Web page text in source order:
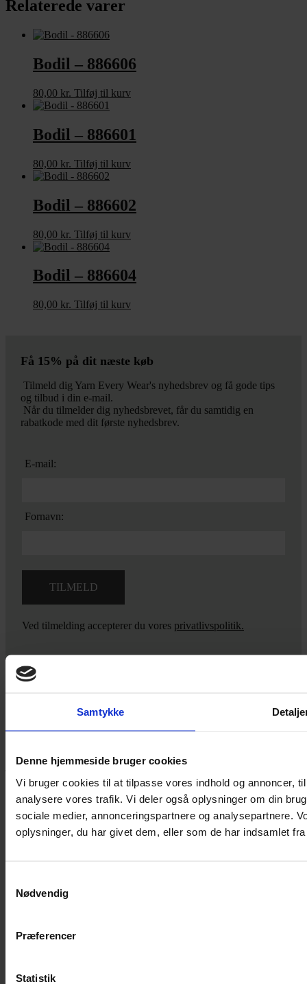
Samtykke
Denne hjemmeside bruger cookies
Vi bruger cookies til at tilpasse vores indhold og annoncer,
analysere vores trafik. Vi deler også oplysninger om din
sociale medier, annonceringspartnere og analysepartnere.
oplysninger, du har givet dem, eller som de har indsamlet
Nødvendig
Præferencer
Statistik
Relaterede varer
Bodil – 886606
80,00 kr. Tilføj til kurv
Bodil – 886601
80,00 kr. Tilføj til kurv
Bodil – 886602
80,00 kr. Tilføj til kurv
Bodil – 886604
80,00 kr. Tilføj til kurv
Få 15% på dit næste køb
Tilmeld dig Yarn Every Wear's nyhedsbrev og få gode tips
og tilbud i din e-mail.
Når du tilmelder dig nyhedsbrevet, får du samtidig en
rabatkode med dit første nyhedsbrev.
E-mail:
Fornavn:
Ved tilmelding accepterer du vores privatlivspolitik.
jeg dig på vej.
Vestergade 12 6270, Tønder
60 51 96 50
post@yarneverywear.dk
CVR 43041649
Cookiepolitik